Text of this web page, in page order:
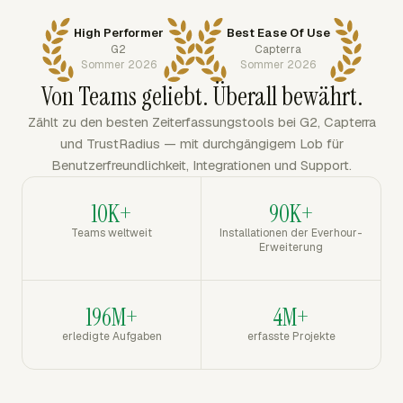
High Performer
G2
Sommer 2026
Best Ease Of Use
Capterra
Sommer 2026
Von Teams geliebt. Überall bewährt.
Zählt zu den besten Zeiterfassungstools bei G2, Capterra
und TrustRadius — mit durchgängigem Lob für
Benutzerfreundlichkeit, Integrationen und Support.
10K+
Teams weltweit
90K+
Installationen der Everhour-
Erweiterung
196M+
erledigte Aufgaben
4M+
erfasste Projekte